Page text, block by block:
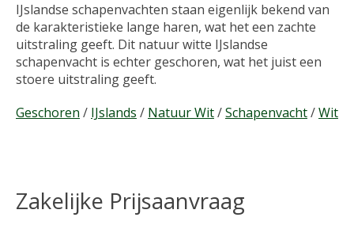
IJslandse schapenvachten staan eigenlijk bekend van
de karakteristieke lange haren, wat het een zachte
uitstraling geeft. Dit natuur witte IJslandse
schapenvacht is echter geschoren, wat het juist een
stoere uitstraling geeft.
Geschoren / IJslands / Natuur Wit/Schapenvacht/Wit
Zakelijke Prijsaanvraag